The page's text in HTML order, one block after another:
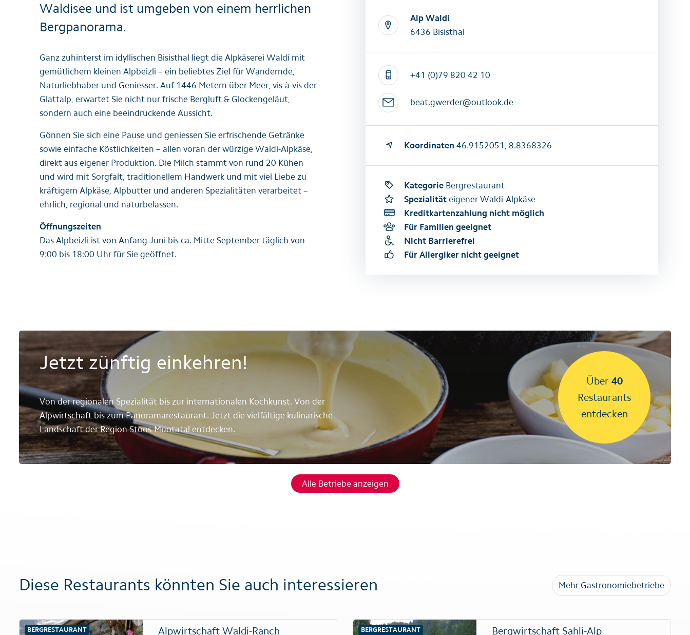
Waldisee und ist umgeben von einem herrlichen
Bergpanorama.
Ganz zuhinterst im idyllischen Bisisthal liegt die Alpkäserei Waldi mit
gemütlichem kleinen Alpbeizli – ein beliebtes Ziel für Wandernde,
Naturliebhaber und Geniesser. Auf 1446 Metern über Meer, vis-à-vis der
Glattalp, erwartet Sie nicht nur frische Bergluft & Glockengeläut,
sondern auch eine beeindruckende Aussicht.
Gönnen Sie sich eine Pause und geniessen Sie erfrischende Getränke
sowie einfache Köstlichkeiten – allen voran der würzige Waldi-Alpkäse,
direkt aus eigener Produktion. Die Milch stammt von rund 20 Kühen
und wird mit Sorgfalt, traditionellem Handwerk und mit viel Liebe zu
kräftigem Alpkäse, Alpbutter und anderen Spezialitäten verarbeitet –
ehrlich, regional und naturbelassen.
Öffnungszeiten
Das Alpbeizli ist von Anfang Juni bis ca. Mitte September täglich von
9:00 bis 18:00 Uhr für Sie geöffnet.
Alp Waldi
6436 Bisisthal
+41 (0)79 820 42 10
beat.gwerder@outlook.de
Koordinaten 46.9152051, 8.8368326
Kategorie Bergrestaurant
Spezialität eigener Waldi-Alpkäse
Kreditkartenzahlung nicht möglich
Für Familien geeignet
Nicht Barrierefrei
Für Allergiker nicht geeignet
Jetzt zünftig einkehren!
Von der regionalen Spezialität bis zur internationalen Kochkunst. Von der
Alpwirtschaft bis zum Panoramarestaurant. Jetzt die vielfältige kulinarische
Landschaft der Region Stoos-Muotatal entdecken.
Über 40
Restaurants
entdecken
Alle Betriebe anzeigen
Diese Restaurants könnten Sie auch interessieren Mehr Gastronomiebetriebe
BERGRESTAURANT Alpwirtschaft Waldi-Ranch BERGRESTAURANT Bergwirtschaft Sahli-Alp